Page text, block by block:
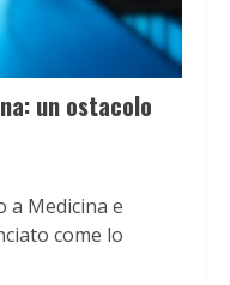
un ostacolo
a Medicina e
come lo